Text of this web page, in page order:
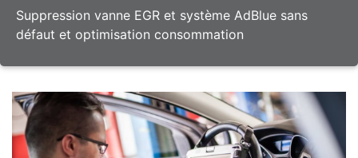
Suppression vanne EGR et système AdBlue sans
défaut et optimisation consommation